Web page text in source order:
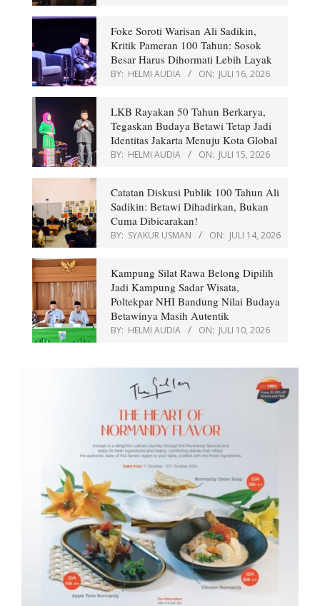
Foke Soroti Warisan Ali Sadikin,
Kritik Pameran 100 Tahun: Sosok
Besar Harus Dihormati Lebih Layak
BY: HELMI AUDIA ON: JULI 16, 2026
LKB Rayakan 50 Tahun Berkarya,
Tegaskan Budaya Betawi Tetap Jadi
Identitas Jakarta Menuju Kota Global
BY: HELMI AUDIA ON: JULI 15, 2026
Catatan Diskusi Publik 100 Tahun Ali
Sadikin: Betawi Dihadirkan, Bukan
Cuma Dibicarakan!
BY: SYAKUR USMAN ON: JULI 14, 2026
Kampung Silat Rawa Belong Dipilih
Jadi Kampung Sadar Wisata,
Poltekpar NHI Bandung Nilai Budaya
Betawinya Masih Autentik
BY: HELMI AUDIA ON: JULI 10, 2026